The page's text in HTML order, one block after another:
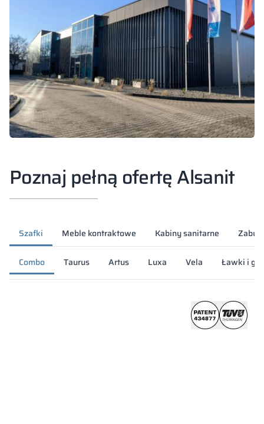
Poznaj pełną ofertę Alsanit
Szafki Meble kontraktowe Kabiny sanitarne
Combo Taurus Artus Luxa Vela Ławki i